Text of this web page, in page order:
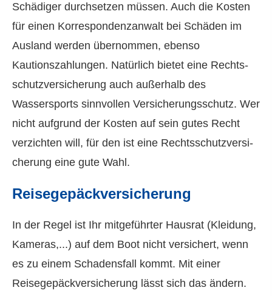
Schädiger durchsetzen müssen. Auch die Kosten
für einen Korrespondenzanwalt bei Schäden im
Ausland werden übernommen, ebenso
Kautionszahlungen. Natürlich bietet eine Rechts­
schutz­ver­si­che­rung auch außerhalb des
Wassersports sinnvollen Versicherungsschutz. Wer
nicht aufgrund der Kosten auf sein gutes Recht
verzichten will, für den ist eine Rechts­schutz­ver­si­
che­rung eine gute Wahl.
Reisegepäckversicherung
In der Regel ist Ihr mitgeführter Hausrat (Kleidung,
Kameras,...) auf dem Boot nicht versichert, wenn
es zu einem Schadensfall kommt. Mit einer
Reisegepäckversicherung lässt sich das ändern.